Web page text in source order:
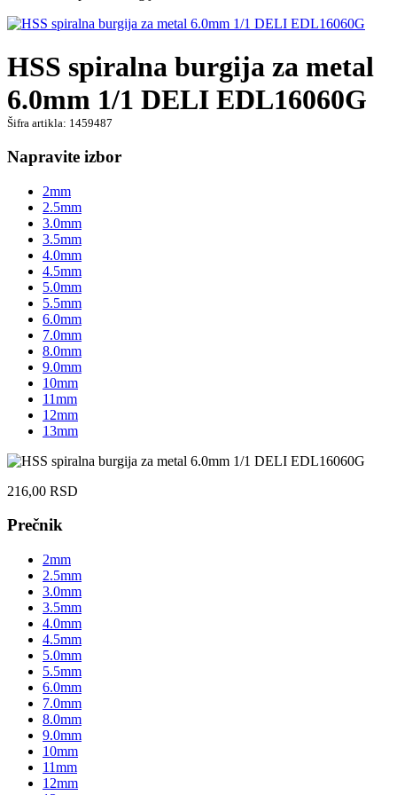
HSS spiralna burgija za metal
6.0mm 1/1 DELI EDL16060G
Šifra artikla: 1459487
Napravite izbor
2mm
2.5mm
3.0mm
3.5mm
4.0mm
4.5mm
5.0mm
5.5mm
6.0mm
7.0mm
8.0mm
9.0mm
10mm
11mm
12mm
13mm
216,00 RSD
Prečnik
2mm
2.5mm
3.0mm
3.5mm
4.0mm
4.5mm
5.0mm
5.5mm
6.0mm
7.0mm
8.0mm
9.0mm
10mm
11mm
12mm